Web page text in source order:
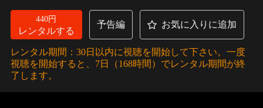
440円
レンタルする
予告編 お気に入りに追加
レンタル期間：30日以内に視聴を開始して下さい。一度
視聴を開始すると、7日（168時間）でレンタル期間が終
了します。